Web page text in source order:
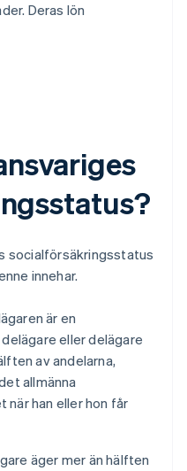
Deras lön
socialförsäkringsstatus
innehar.
är en
eller delägare
av andelarna,
allmänna
han eller hon får
äger mer än hälften